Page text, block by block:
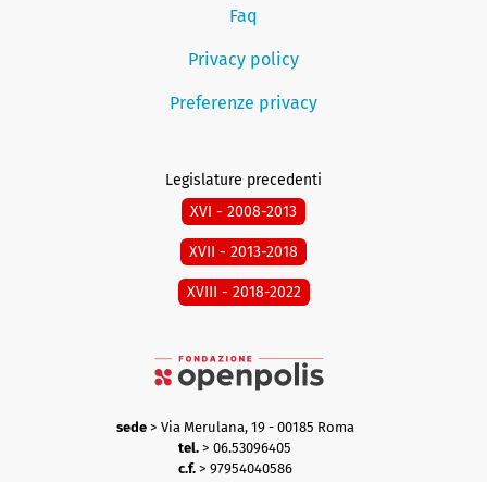
Faq
Privacy policy
Preferenze privacy
Legislature precedenti
XVI - 2008-2013
XVII - 2013-2018
XVIII - 2018-2022
sede> Via Merulana, 19 - 00185 Roma
tel. > 06.53096405
c.f.> 97954040586